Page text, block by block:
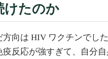
けたのか
向は HIV ワクチンでし
反応が強すぎて、自分